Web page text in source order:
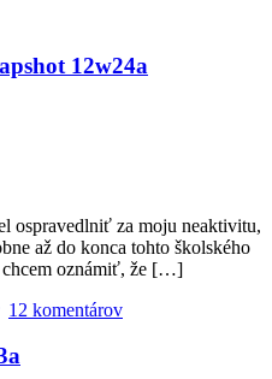
12w24a
ospravedlniť za moju neaktivitu,
až do konca tohto školského
chcem oznámiť, že […]
12 komentárov